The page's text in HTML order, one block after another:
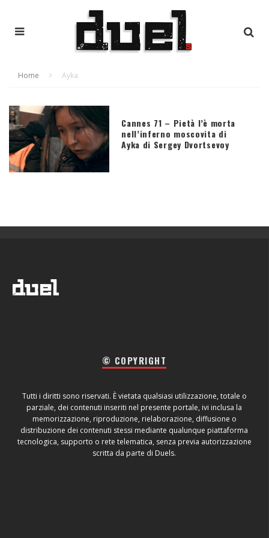
Home Ayka
Cannes 71 – Pietà l’è morta
nell’inferno moscovita di
Ayka di Sergey Dvortsevoy
© COPYRIGHT
Tutti i diritti sono riservati. È vietata qualsiasi utilizzazione, totale o
parziale, dei contenuti inseriti nel presente portale, ivi inclusa la
memorizzazione, riproduzione, rielaborazione, diffusione o
distribuzione dei contenuti stessi mediante qualunque piattaforma
tecnologica, supporto o rete telematica, senza previa autorizzazione
scritta da parte di Duels.